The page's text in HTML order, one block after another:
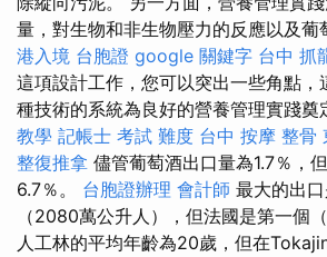
量，對生物和非生物壓力的反應以及葡
港入境 台胞證 google 關鍵字 台中 抓
這項設計工作，您可以突出一些角點，
種技術的系統為良好的營養管理實踐奠
教學 記帳士 考試 難度 台中 按摩 整骨
整復推拿 儘管葡萄酒出口量為1.7％，
6.7％。 台胞證辦理 會計師 最大的出
（2080萬公升人），但法國是第一個
人工林的平均年齡為20歲，但在